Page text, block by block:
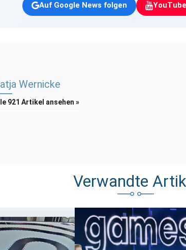
Auf Google News folgen
Wernicke
921 Artikel ansehen »
Verwandte